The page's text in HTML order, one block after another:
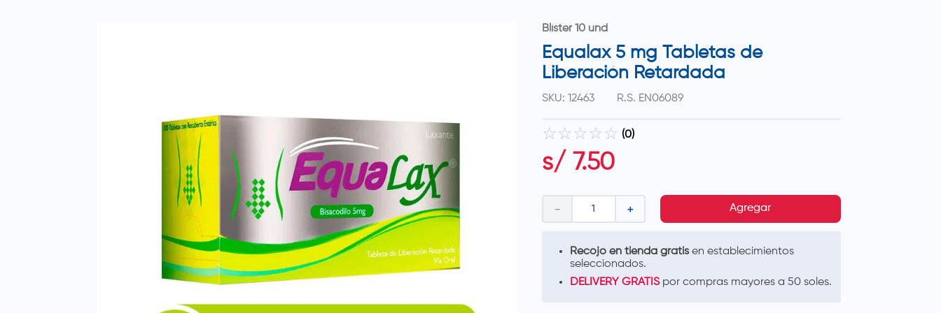
Blíster 10 und
Equalax 5 mg Tabletas de
Liberación Retardada
SKU: 12463 R.S. EN06089
☆ ☆ ☆ ☆ ☆ (0)
s/ 7.50
＋
－ Agregar
Recojo en tienda gratisen establecimientos
seleccionados.
DELIVERY GRATISpor compras mayores a 50 soles.